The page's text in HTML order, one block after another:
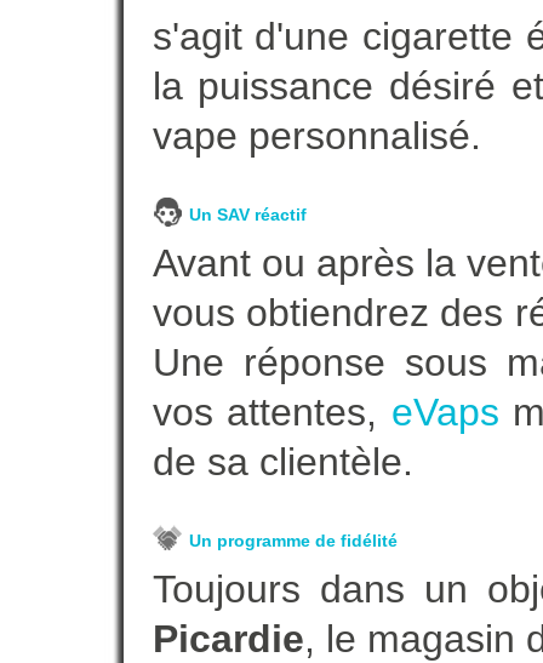
s'agit d'une cigarette
la puissance désiré
vape personnalisé.
Un SAV réactif
Avant ou après la
vous obtiendrez des
Une réponse sous
vos attentes, eVaps
de sa clientèle.
Un programme de fidélité
Toujours dans un
Picardie, le magasin